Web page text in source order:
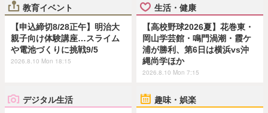
教育イベント
【申込締切8/28正午】明治大
親子向け体験講座…スライム
や電池づくりに挑戦9/5
2026.8.10 Mon 18:15
生活・健康
【高校野球2026夏】花巻東・
岡山学芸館・鳴門渦潮・霞ケ
浦が勝利、第6日は横浜vs沖
縄尚学ほか
2026.8.10 Mon 7:15
デジタル生活 趣味・娯楽